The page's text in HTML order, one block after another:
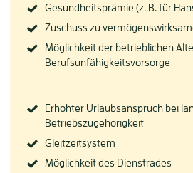
Gesundheitsprämie (z. B. für
Zuschuss zu
Möglichkeit der betrieblichen
Berufsunfähigkeitsvorsorge
Erhöhter Urlaubsanspruch bei
Betriebszugehörigkeit
Gleitzeitsystem
Möglichkeit des Dienstrades